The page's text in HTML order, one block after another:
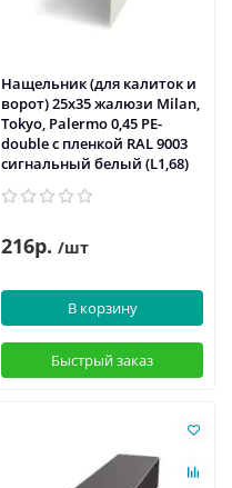
Нащельник (для калиток и
ворот) 25х35 жалюзи Milan,
Tokyo, Palermo 0,45 PE-
double с пленкой RAL 9003
сигнальный белый (L1,68)
216р. /шт
В корзину
Быстрый заказ